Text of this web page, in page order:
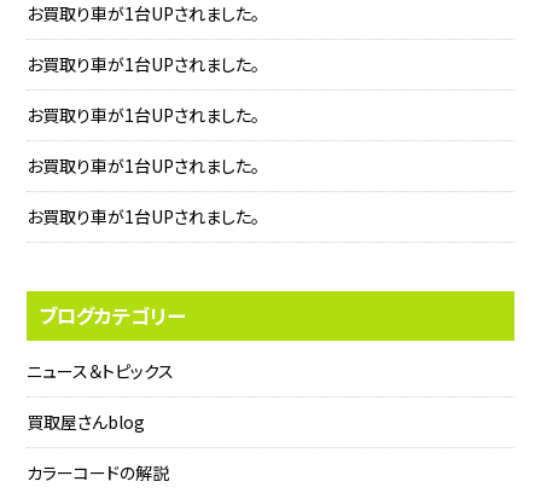
お買取り車が1台UPされました。
お買取り車が1台UPされました。
お買取り車が1台UPされました。
お買取り車が1台UPされました。
お買取り車が1台UPされました。
ブログカテゴリー
ニュース＆トピックス
買取屋さんblog
カラーコードの解説